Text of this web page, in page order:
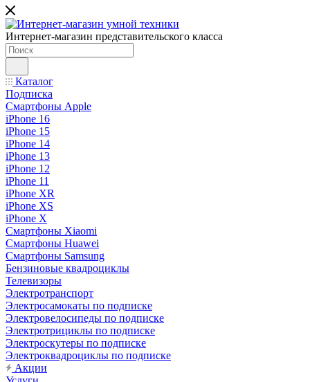
Интернет-магазин представительского класса
Каталог
Подписка
Смартфоны Apple
iPhone 16
iPhone 15
iPhone 14
iPhone 13
iPhone 12
iPhone 11
iPhone XR
iPhone XS
iPhone X
Смартфоны Xiaomi
Смартфоны Huawei
Смартфоны Samsung
Бензиновые квадроциклы
Телевизоры
Электротранспорт
Электросамокаты по подписке
Электровелосипеды по подписке
Электротрициклы по подписке
Электроскутеры по подписке
Электроквадроциклы по подписке
Акции